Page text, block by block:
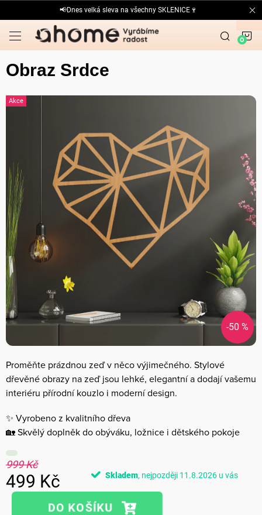
na
obsah
📢Dnes velká sleva na všechny SKLENICE🍷
Obraz Srdce
Akce
-50 %
Proměňte prázdnou zeď v něco výjimečného. Stylové
dřevěné obrazy na zeď jsou lehké, elegantní a dodají vašemu
interiéru přírodní kouzlo i moderní design.
✨ Vyrobeno z kvalitního dřeva
🏡 Skvělý doplněk do obýváku, ložnice i dětského pokoje
999 Kč
499 Kč
Měrná
Skladem 11.8.2026